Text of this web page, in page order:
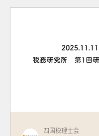
四国税理士会